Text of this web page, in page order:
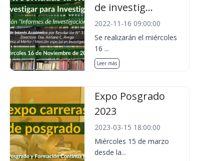
de investig...
2022-11-16 09:00:00
Se realizarán el miércoles
16 ...
Leer más
Expo Posgrado
2023
2023-03-15 18:00:00
Miércoles 15 de marzo
desde la...